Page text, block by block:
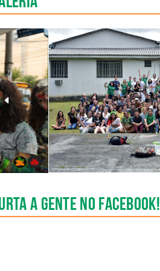
Anterior
Slide
a gente no Facebook!